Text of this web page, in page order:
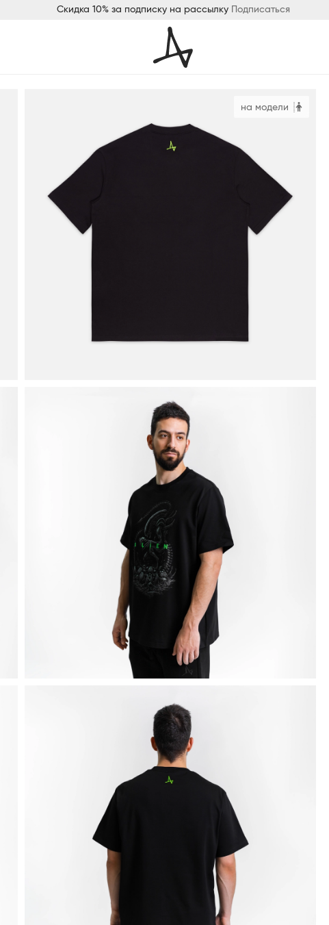
Скидка 10% за подписку на рассылку Подписаться
на модели